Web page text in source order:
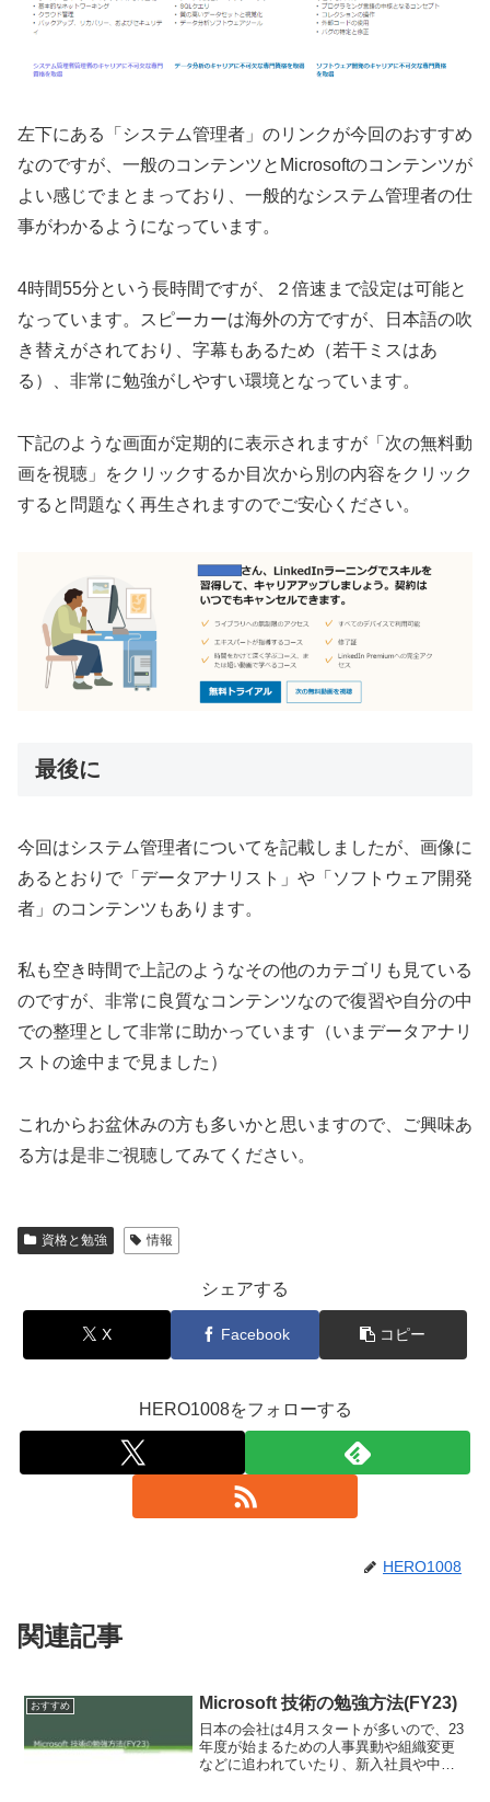
左下にある「システム管理者」のリンクが今回のおすすめ
なのですが、一般のコンテンツとMicrosoftのコンテンツが
よい感じでまとまっており、一般的なシステム管理者の仕
事がわかるようになっています。
4時間55分という長時間ですが、２倍速まで設定は可能と
なっています。スピーカーは海外の方ですが、日本語の吹
き替えがされており、字幕もあるため（若干ミスはあ
る）、非常に勉強がしやすい環境となっています。
下記のような画面が定期的に表示されますが「次の無料動
画を視聴」をクリックするか目次から別の内容をクリック
すると問題なく再生されますのでご安心ください。
最後に
今回はシステム管理者についてを記載しましたが、画像に
あるとおりで「データアナリスト」や「ソフトウェア開発
者」のコンテンツもあります。
私も空き時間で上記のようなその他のカテゴリも見ている
のですが、非常に良質なコンテンツなので復習や自分の中
での整理として非常に助かっています（いまデータアナリ
ストの途中まで見ました）
これからお盆休みの方も多いかと思いますので、ご興味あ
る方は是非ご視聴してみてください。
資格と勉強 情報
シェアする
X Facebook コピー
HERO1008をフォローする
HERO1008
関連記事
おすすめ Microsoft 技術の勉強方法(FY23)
日本の会社は4月スタートが多いので、23
年度が始まるための人事異動や組織変更
などに追われていたり、新入社員や中途